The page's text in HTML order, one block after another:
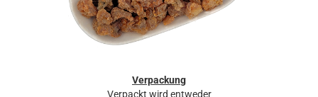
Verpackung
Verpackt wird entweder